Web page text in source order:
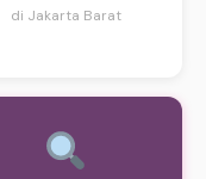
di Jakarta Barat